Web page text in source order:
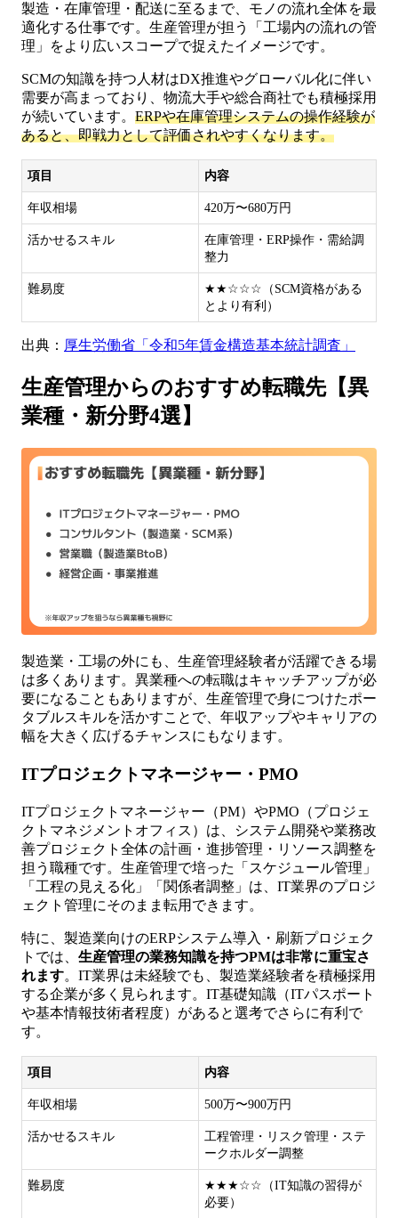
製造・在庫管理・配送に至るまで、モノの流れ全体を最
適化する仕事です。生産管理が担う「工場内の流れの管
理」をより広いスコープで捉えたイメージです。
SCMの知識を持つ人材はDX推進やグローバル化に伴い
需要が高まっており、物流大手や総合商社でも積極採用
が続いています。 ERPや在庫管理システムの操作経験が
あると、即戦力として評価されやすくなります。
項目 内容
年収相場 420万〜680万円
活かせるスキル
在庫管理・ERP操作・需給調
整力
難易度
★★☆☆☆（SCM資格がある
とより有利）
出典： 厚生労働省「令和5年賃金構造基本統計調査」
生産管理からのおすすめ転職先【異
業種・新分野4選】
製造業・工場の外にも、生産管理経験者が活躍できる場
は多くあります。異業種への転職はキャッチアップが必
要になることもありますが、生産管理で身につけたポー
タブルスキルを活かすことで、年収アップやキャリアの
幅を大きく広げるチャンスにもなります。
ITプロジェクトマネージャー・PMO
ITプロジェクトマネージャー（PM）やPMO（プロジェ
クトマネジメントオフィス）は、システム開発や業務改
善プロジェクト全体の計画・進捗管理・リソース調整を
担う職種です。生産管理で培った「スケジュール管理」
「工程の見える化」「関係者調整」は、IT業界のプロジ
ェクト管理にそのまま転用できます。
特に、製造業向けのERPシステム導入・刷新プロジェク
トでは、 生産管理の業務知識を持つPMは非常に重宝さ
れます。IT業界は未経験でも、製造業経験者を積極採用
する企業が多く見られます。IT基礎知識（ITパスポート
や基本情報技術者程度）があると選考でさらに有利で
す。
項目 内容
年収相場 500万〜900万円
活かせるスキル
工程管理・リスク管理・ステ
ークホルダー調整
難易度
★★★☆☆（IT知識の習得が
必要）